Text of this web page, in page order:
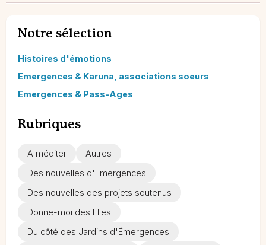
Notre sélection
Histoires d'émotions
Emergences & Karuna, associations soeurs
Emergences & Pass-Ages
Rubriques
A méditer
Autres
Des nouvelles d'Emergences
Des nouvelles des projets soutenus
Donne-moi des Elles
Du côté des Jardins d'Émergences